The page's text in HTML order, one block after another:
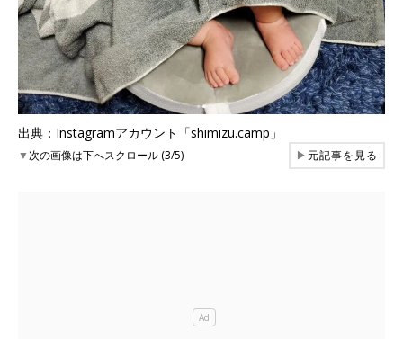
出典：Instagramアカウント「shimizu.camp」
▼次の画像は下へスクロール (3/5) ▶元記事を見る